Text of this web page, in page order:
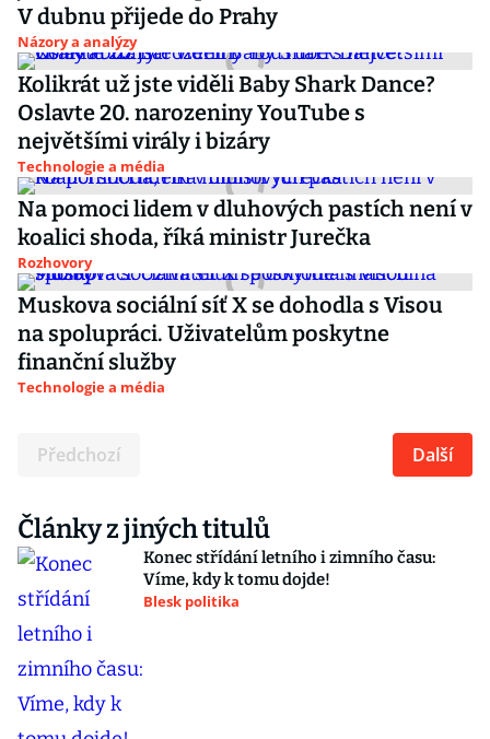
V dubnu přijede do Prahy
Názory a analýzy
Kolikrát už jste viděli Baby Shark Dance?
Oslavte 20. narozeniny YouTube s
největšími virály i bizáry
Technologie a média
Na pomoci lidem v dluhových pastích není v
koalici shoda, říká ministr Jurečka
Rozhovory
Muskova sociální síť X se dohodla s Visou
na spolupráci. Uživatelům poskytne
finanční služby
Technologie a média
Předchozí Další
Články z jiných titulů
Konec střídání letního i zimního času:
Víme, kdy k tomu dojde!
Blesk politika